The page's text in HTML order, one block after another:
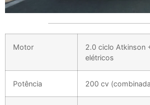
Motor
2.0 ciclo Atkinson
elétricos
Potência 200 cv